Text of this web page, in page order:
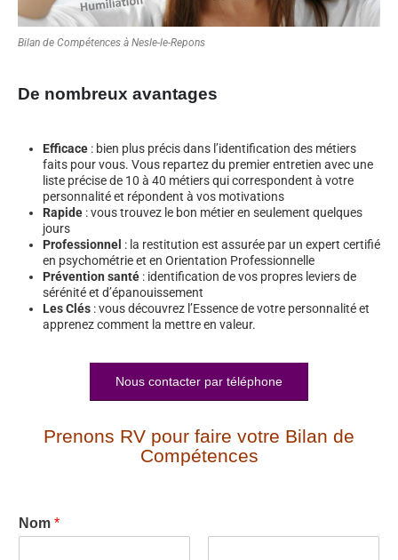
Bilan de Compétences à Nesle-le-Repons
De nombreux avantages
Efficace : bien plus précis dans l’identification des métiers
faits pour vous. Vous repartez du premier entretien avec une
liste précise de 10 à 40 métiers qui correspondent à votre
personnalité et répondent à vos motivations
Rapide : vous trouvez le bon métier en seulement quelques
jours
Professionnel : la restitution est assurée par un expert certifié
en psychométrie et en Orientation Professionnelle
Prévention santé : identification de vos propres leviers de
sérénité et d’épanouissement
Les Clés : vous découvrez l’Essence de votre personnalité et
apprenez comment la mettre en valeur.
Nous contacter par téléphone
Prenons RV pour faire votre Bilan de
Compétences
Nom *